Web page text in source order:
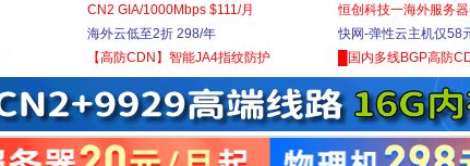
CN2 GIA/1000Mbps $111/月
海外云低至2折 298/年
【高防CDN】智能JA4指纹防护
恒创科技一海外服务
快网-弹性云主机仅58
█国内多线BGP高防